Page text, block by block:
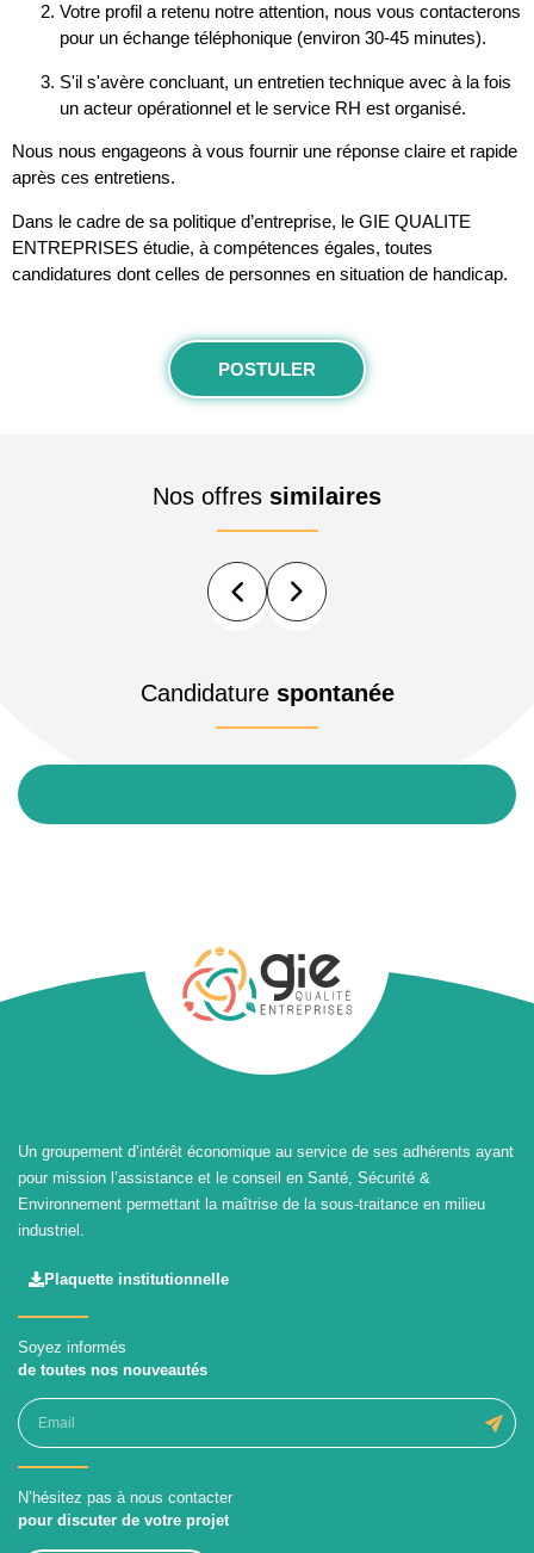
Votre profil a retenu notre attention, nous vous contacterons
pour un échange téléphonique (environ 30-45 minutes).
S'il s'avère concluant, un entretien technique avec à la fois
un acteur opérationnel et le service RH est organisé.
Nous nous engageons à vous fournir une réponse claire et rapide
après ces entretiens.
Dans le cadre de sa politique d’entreprise, le GIE QUALITE
ENTREPRISES étudie, à compétences égales, toutes
candidatures dont celles de personnes en situation de handicap.
POSTULER
Nos offres similaires
Candidaturespontanée
Un groupement d’intérêt économique au service de ses adhérents ayant
pour mission l’assistance et le conseil en Santé, Sécurité &
Environnement permettant la maîtrise de la sous-traitance en milieu
industriel.
Plaquette institutionnelle
Soyez informés
de toutes nos nouveautés
N’hésitez pas à nous contacter
pour discuter de votre projet